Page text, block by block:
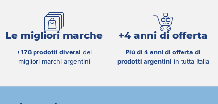
Le migliori marche
+178 prodotti diversi dei
migliori marchi argentini
+4 anni di offerta
Più di 4 anni di offerta di
prodotti argentini in tutta Italia